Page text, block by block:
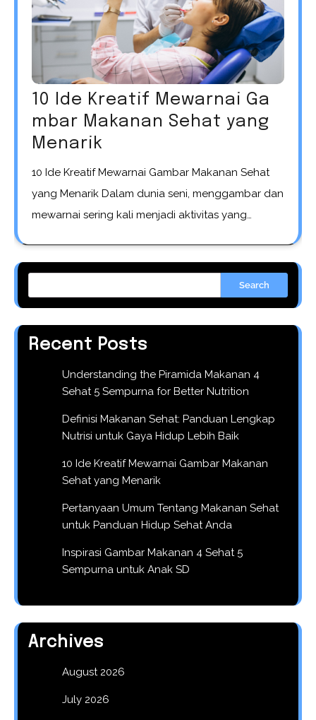
10 Ide Kreatif Mewarnai Ga
mbar Makanan Sehat yang
Menarik
10 Ide Kreatif Mewarnai Gambar Makanan Sehat
yang Menarik Dalam dunia seni, menggambar dan
mewarnai sering kali menjadi aktivitas yang…
Search
Recent Posts
Understanding the Piramida Makanan 4
Sehat 5 Sempurna for Better Nutrition
Definisi Makanan Sehat: Panduan Lengkap
Nutrisi untuk Gaya Hidup Lebih Baik
10 Ide Kreatif Mewarnai Gambar Makanan
Sehat yang Menarik
Pertanyaan Umum Tentang Makanan Sehat
untuk Panduan Hidup Sehat Anda
Inspirasi Gambar Makanan 4 Sehat 5
Sempurna untuk Anak SD
Archives
August 2026
July 2026